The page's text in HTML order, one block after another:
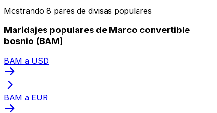
Mostrando 8 pares de divisas populares
Maridajes populares de Marco convertible
bosnio (BAM)
BAM a USD
BAM a EUR